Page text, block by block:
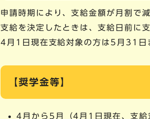
申請時期により、支給金額が月割で
支給を決定したときは、支給日前に
4月1日現在支給対象の方は5月31日
【奨学金等】
4月から5月（4月1日現在、支給